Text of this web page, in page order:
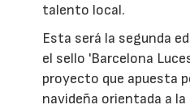
talento local.
Esta será la segunda
el sello 'Barcelona
proyecto que apuesta
navideña orientada a